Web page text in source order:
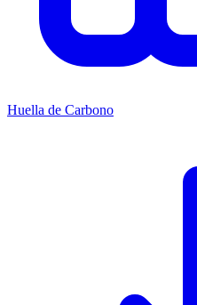
Huella de Carbono